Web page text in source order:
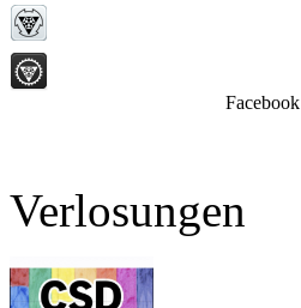
Facebook
Verlosungen